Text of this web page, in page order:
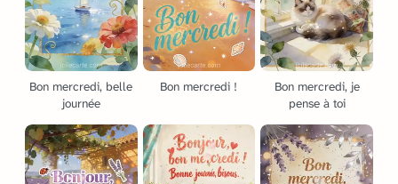
Bon mercredi, belle
journée
Bon mercredi !
Bon mercredi, je
pense à toi